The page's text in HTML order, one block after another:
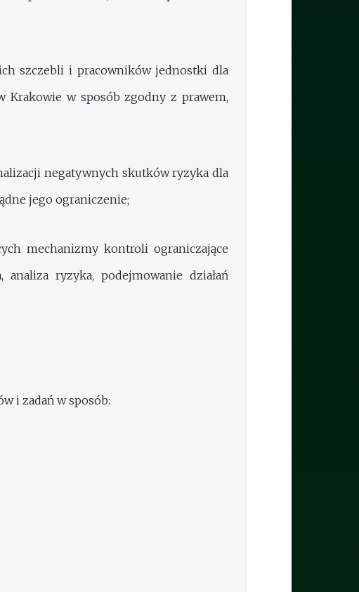
szczebli i pracowników jednostki dla
Krakowie w sposób zgodny z prawem,
negatywnych skutków ryzyka dla
jego ograniczenie;
mechanizmy kontroli ograniczające
ryzyka, podejmowanie działań
i zadań w sposób: